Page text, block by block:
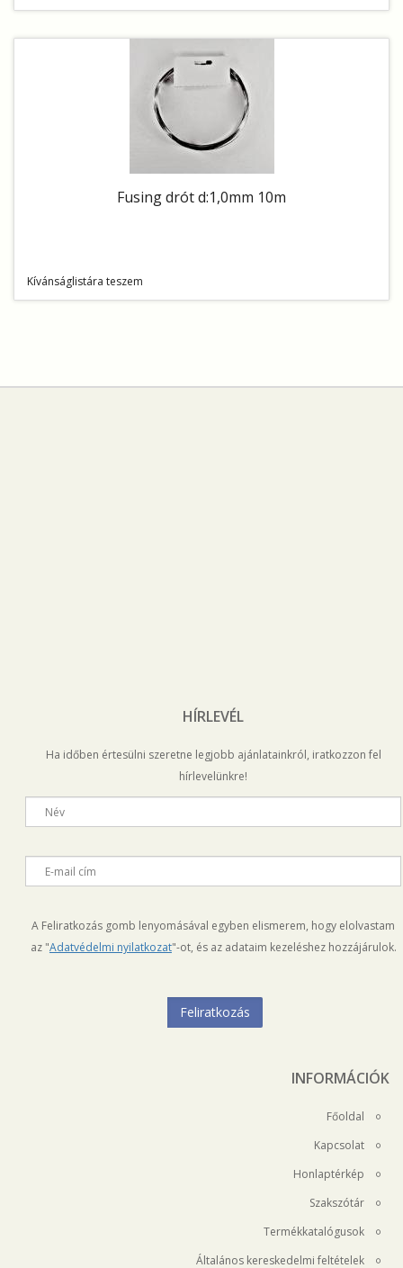
Fusing drót d:1,0mm 10m
Kívánságlistára teszem
HÍRLEVÉL
Ha időben értesülni szeretne legjobb ajánlatainkról, iratkozzon fel
hírlevelünkre!
Név
E-mail cím
A Feliratkozás gomb lenyomásával egyben elismerem, hogy elolvastam
az "Adatvédelmi nyilatkozat"-ot, és az adataim kezeléshez hozzájárulok.
INFORMÁCIÓK
Főoldal
Kapcsolat
Honlaptérkép
Szakszótár
Termékkatalógusok
Általános kereskedelmi feltételek